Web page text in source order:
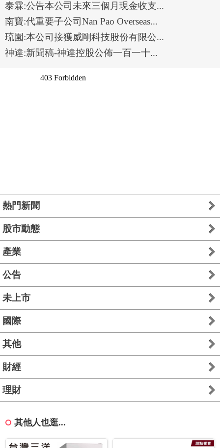
泰霖:公告本公司未來三個月現金收支...
南寶:代重要子公司Nan Pao Overseas...
琉園:本公司接獲威剛科技股份有限公...
神達:新聞稿-神達控股公佈一百一十...
熱門新聞
股市動態
產業
公告
未上市
國際
其他
財經
理財
其他人也逛...